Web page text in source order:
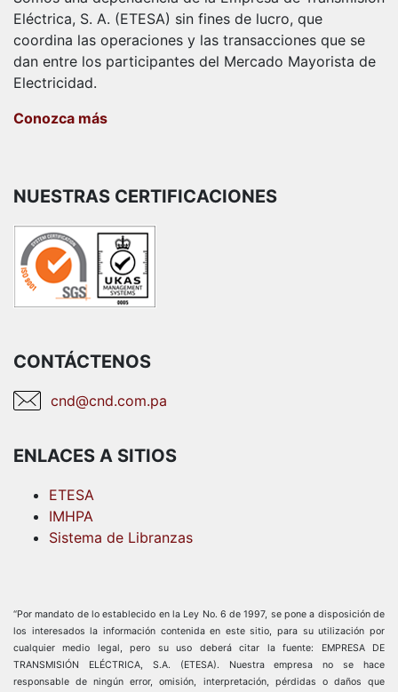
Eléctrica, S. A. (ETESA) sin fines de lucro, que
coordina las operaciones y las transacciones que se
dan entre los participantes del Mercado Mayorista de
Electricidad.
Conozca más
NUESTRAS CERTIFICACIONES
CONTÁCTENOS
cnd@cnd.com.pa
ENLACES A SITIOS
ETESA
IMHPA
Sistema de Libranzas
“Por mandato de lo establecido en la Ley No. 6 de 1997, se pone a disposición de
los interesados la información contenida en este sitio, para su utilización por
cualquier medio legal, pero su uso deberá citar la fuente: EMPRESA DE
TRANSMISIÓN ELÉCTRICA, S.A. (ETESA). Nuestra empresa no se hace
responsable de ningún error, omisión, interpretación, pérdidas o daños que